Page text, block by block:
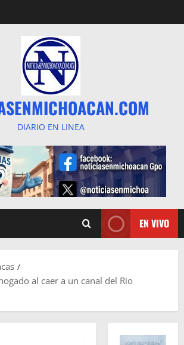
DIARIO EN LINEA
EN VIVO
al caer a un canal del Rio